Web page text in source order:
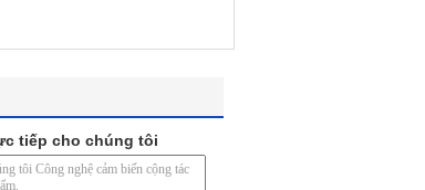
tiếp cho chúng tôi